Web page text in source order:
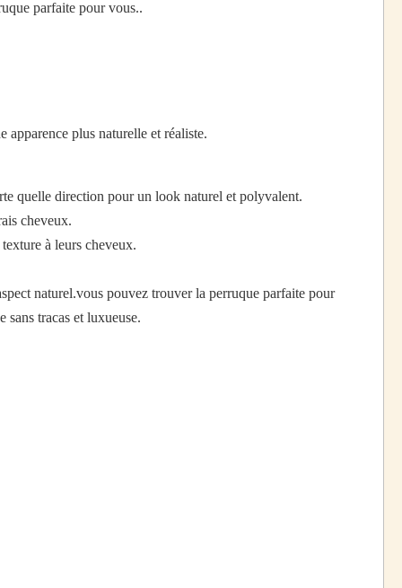
parfaite pour vous..
apparence plus naturelle et réaliste.
quelle direction pour un look naturel et polyvalent.
cheveux.
à leurs cheveux.
naturel.vous pouvez trouver la perruque parfaite pour
tracas et luxueuse.